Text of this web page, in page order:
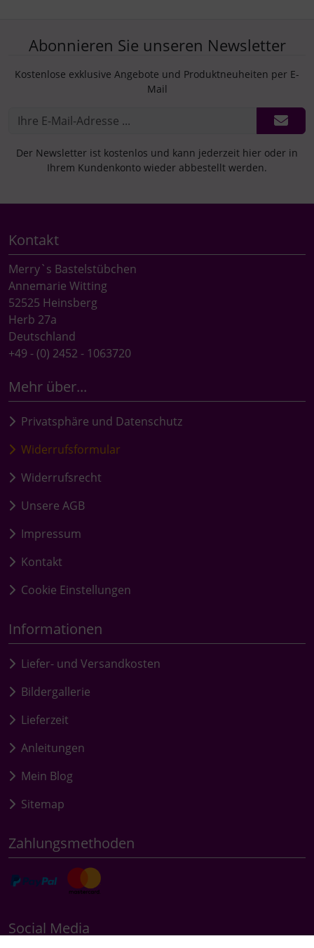
Abonnieren Sie unseren Newsletter
Kostenlose exklusive Angebote und Produktneuheiten per E-
Mail
Der Newsletter ist kostenlos und kann jederzeit hier oder in
Ihrem Kundenkonto wieder abbestellt werden.
Kontakt
Merry`s Bastelstübchen
Annemarie Witting
52525 Heinsberg
Herb 27a
Deutschland
+49 - (0) 2452 - 1063720
Mehr über...
Privatsphäre und Datenschutz
Widerrufsformular
Widerrufsrecht
Unsere AGB
Impressum
Kontakt
Cookie Einstellungen
Informationen
Liefer- und Versandkosten
Bildergallerie
Lieferzeit
Anleitungen
Mein Blog
Sitemap
Zahlungsmethoden
Social Media